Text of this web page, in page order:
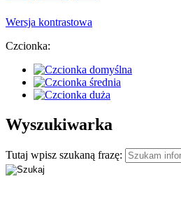
Wersja kontrastowa
Czcionka:
Wyszukiwarka
Tutaj wpisz szukaną frazę: